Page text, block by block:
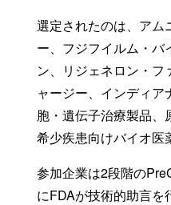
選定されたのは、アム
ー、フジフイルム・バ
ン、リジェネロン・
ャージー、インディ
胞・遺伝子治療製品、
希少疾患向けバイオ医
参加企業は2段階の
にFDAが技術的助言を